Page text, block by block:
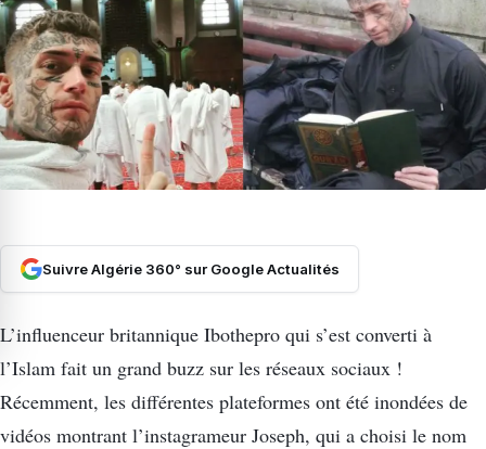
Suivre Algérie 360° sur Google Actualités
L’influenceur britannique Ibothepro qui s’est converti à
l’Islam fait un grand buzz sur les réseaux sociaux !
Récemment, les différentes plateformes ont été inondées de
vidéos montrant l’instagrameur Joseph, qui a choisi le nom